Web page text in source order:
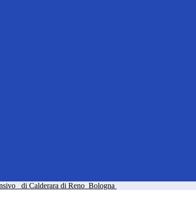
di Calderara di Reno Bologna